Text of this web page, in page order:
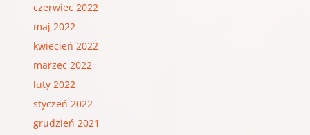
czerwiec 2022
maj 2022
kwiecień 2022
marzec 2022
luty 2022
styczeń 2022
grudzień 2021